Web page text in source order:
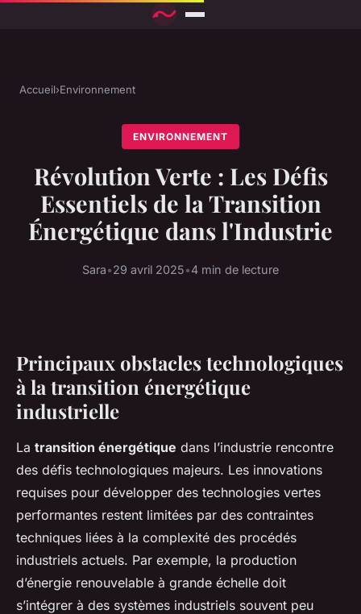
Accueil›Environnement
ENVIRONNEMENT
Révolution Verte : Les Défis
Essentiels de la Transition
Énergétique dans l'Industrie
Sara•29 avril 2025•4 min de lecture
Principaux obstacles technologiques
à la transition énergétique
industrielle
La transition énergétique dans l’industrie rencontre
des défis technologiques majeurs. Les innovations
requises pour développer des technologies vertes
performantes restent limitées par des contraintes
techniques liées à la complexité des procédés
industriels actuels. Par exemple, la production
d’énergie renouvelable à grande échelle doit
s’intégrer à des systèmes industriels souvent peu